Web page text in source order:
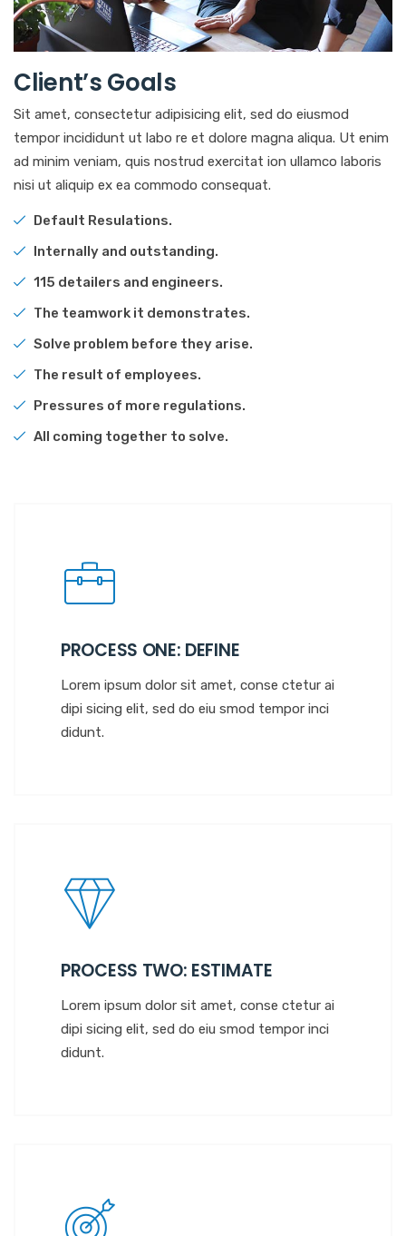
Client’s Goals
Sit amet, consectetur adipisicing elit, sed do eiusmod
tempor incididunt ut labo re et dolore magna aliqua. Ut enim
ad minim veniam, quis nostrud exercitat ion ullamco laboris
nisi ut aliquip ex ea commodo consequat.
Default Resulations.
Internally and outstanding.
115 detailers and engineers.
The teamwork it demonstrates.
Solve problem before they arise.
The result of employees.
Pressures of more regulations.
All coming together to solve.
PROCESS ONE: DEFINE
Lorem ipsum dolor sit amet, conse ctetur ai
dipi sicing elit, sed do eiu smod tempor inci
didunt.
PROCESS TWO: ESTIMATE
Lorem ipsum dolor sit amet, conse ctetur ai
dipi sicing elit, sed do eiu smod tempor inci
didunt.